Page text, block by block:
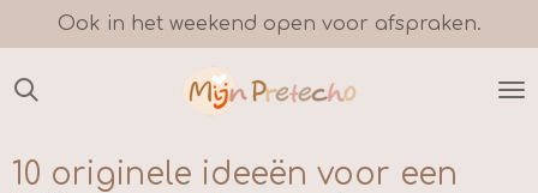
direct
naar
Ook in het weekend open voor afspraken.
10 originele ideeën voor een